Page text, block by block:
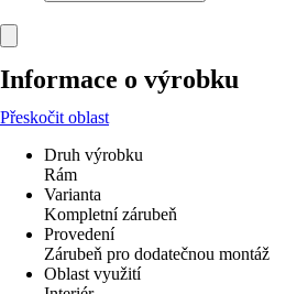
Informace o výrobku
Přeskočit oblast
Druh výrobku
Rám
Varianta
Kompletní zárubeň
Provedení
Zárubeň pro dodatečnou montáž
Oblast využití